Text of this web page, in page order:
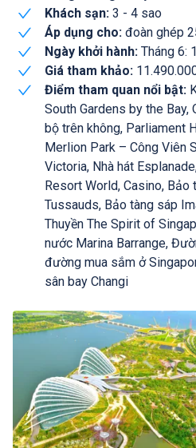
Khách sạn: 3 - 4 sao
Áp dụng cho: đoàn ghép
Ngày khởi hành: Tháng 6:
Giá tham khảo:
Điểm tham quan nổi bật:
South Gardens by the
bộ trên không, Parliament
Merlion Park – Công Viên
Victoria, Nhà hát
Resort World, Casino,
Tussauds, Bảo tàng sáp
Thuyền The Spirit of
nước Marina Barrange,
đường mua sắm ở
sân bay Changi